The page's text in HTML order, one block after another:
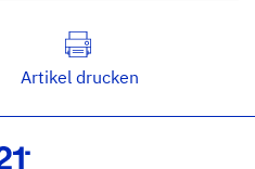
Artikel drucken